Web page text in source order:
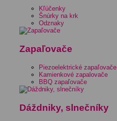
Kľúčenky
Šnúrky na krk
Odznaky
Zapaľovače
Piezoelektrické zapaľovače
Kamienkové zapalovače
BBQ zapaľovače
Dáždniky, slnečníky